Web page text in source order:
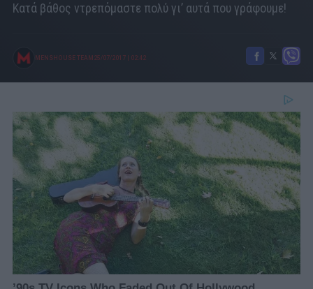
Κατά βάθος ντρεπόμαστε πολύ γι’ αυτά που γράφουμε!
MENSHOUSE TEAM 25/07/2017 02:42